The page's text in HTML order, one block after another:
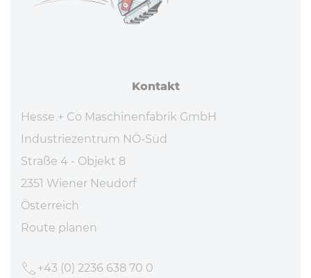
Kontakt
Hesse + Co Maschinenfabrik GmbH
Industriezentrum NÖ-Süd
Straße 4 - Objekt 8
2351 Wiener Neudorf
Österreich
Route planen
+43 (0) 2236 638 70 0